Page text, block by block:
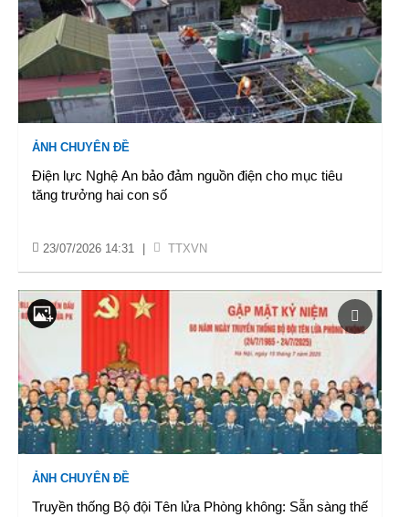
ẢNH CHUYÊN ĐỀ
Điện lực Nghệ An bảo đảm nguồn điện cho mục tiêu
tăng trưởng hai con số
23/07/2026 14:31 TTXVN
ẢNH CHUYÊN ĐỀ
Truyền thống Bộ đội Tên lửa Phòng không: Sẵn sàng thế